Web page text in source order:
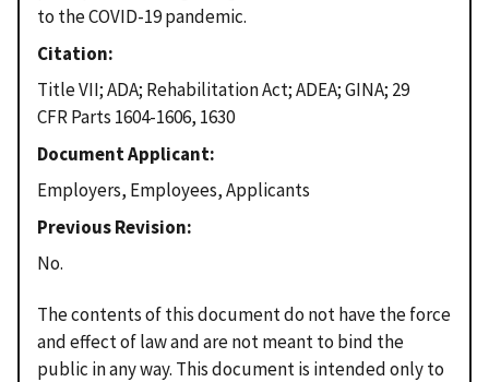
to the COVID-19 pandemic.
Citation
Title VII; ADA; Rehabilitation Act; ADEA; GINA; 29
CFR Parts 1604-1606, 1630
Document Applicant
Employers, Employees, Applicants
Previous Revision
No.
The contents of this document do not have the force
and effect of law and are not meant to bind the
public in any way. This document is intended only to